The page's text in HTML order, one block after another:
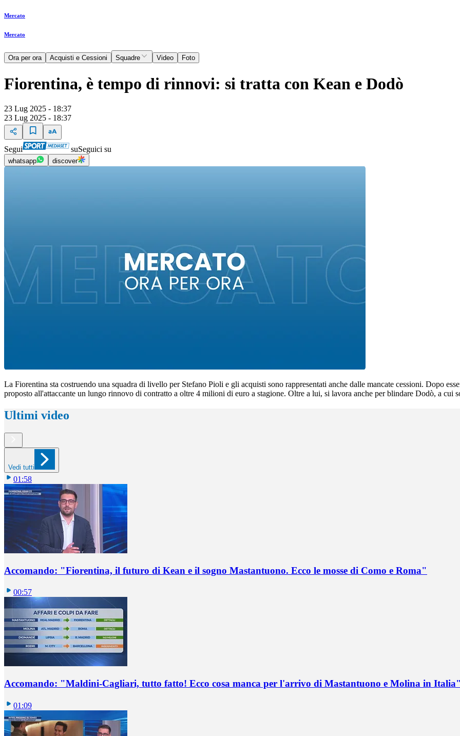
Mercato
Mercato
Ora per ora Acquisti e Cessioni Squadre Video Foto
Fiorentina, è tempo di rinnovi: si tratta con Kean e Dodò
23 Lug 2025 - 18:37
23 Lug 2025 - 18:37
Segui suSeguici su
whatsapp discover
La Fiorentina sta costruendo una squadra di livello per Stefano Pioli e gli acquisti sono rappresentati anche dalle mancate cessioni. Dopo
proposto all'attaccante un lungo rinnovo di contratto a oltre 4 milioni di euro a stagione. Oltre a lui, si lavora anche per blindare Dodò, a
Ultimi video
Vedi tutti
01:58
Accomando: "Fiorentina, il futuro di Kean e il sogno Mastantuono. Ecco le mosse di Como e Roma"
00:57
Accomando: "Maldini-Cagliari, tutto fatto! Ecco cosa manca per l'arrivo di Mastantuono e Molina in
01:09